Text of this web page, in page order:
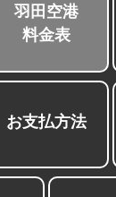
羽田空港
料金表
お支払方法